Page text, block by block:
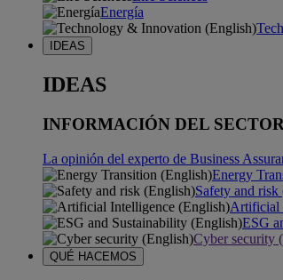
Energía
IDEAS
IDEAS
INFORMACIÓN DEL
La opinión del experto de Business
Energy
Safety and
Artificial
ESG
Cyber security
QUÉ HACEMOS